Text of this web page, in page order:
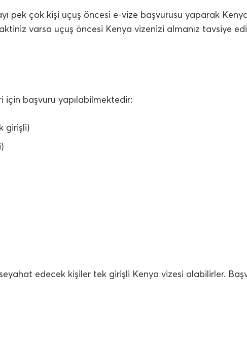
pek çok kişi uçuş öncesi e-vize başvurusu yaparak
varsa uçuş öncesi Kenya vizenizi almanız tavsiye
için başvuru yapılabilmektedir:
girişli)
edecek kişiler tek girişli Kenya vizesi alabilirler.